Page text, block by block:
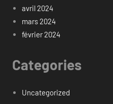
avril 2024
mars 2024
février 2024
Categories
Uncategorized